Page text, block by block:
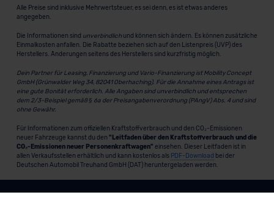
Alle Preise sind inklusive Mehrwertsteuer, es sei denn, es ist etwas anderes
angegeben.
Die Informationen sind unverbindlichund können sich ändern. Es können zusätzliche
Einmalkosten anfallen. Die Rabatte beziehen sich auf den Listenpreis (UVP) des
Herstellers. Änderungen seitens des Herstellers sind kurzfristig möglich.
Dein Partner für Leasing, Finanzierung und Vario-Finanzierung ist Mobility Concept
GmbH (Grünwalder Weg 34, 82041 Oberhaching). Für die Annahme eines Antrags ist
eine gute Bonität erforderlich. Alle Angaben sind unverbindlich und entsprechen
dem 2/3-Beispiel gemäß § 6a der Preisangabenverordnung (PAngV) Abs. 4 und sind
ohne Gewähr.
Für Informationen zum offiziellen Kraftstoffverbrauch und den CO₂-Emissionen
neuer Fahrzeuge kannst du den "Leitfaden über den Kraftstoffverbrauch und die
CO₂-Emissionen neuer Personenkraftwagen" einsehen. Dieser Leitfaden ist in
allen Verkaufsstellen erhältlich und kann kostenlos als PDF-Download bei der
Deutschen Automobil Treuhand GmbH (DAT) heruntergeladen werden.